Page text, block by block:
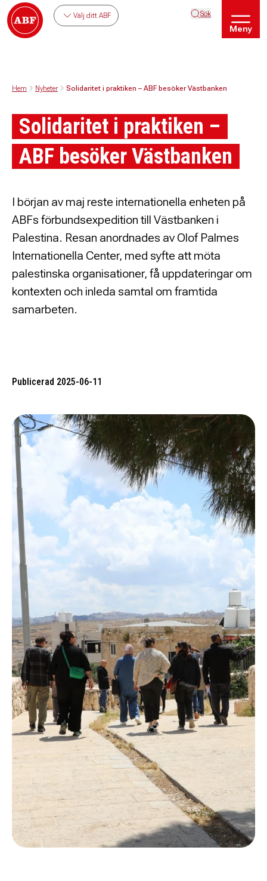
Välj ditt ABF Sök
Meny
Hem Nyheter Solidaritet i praktiken – ABF besöker Västbanken
Solidaritet i praktiken –
ABF besöker Västbanken
I början av maj reste internationella enheten på
ABFs förbundsexpedition till Västbanken i
Palestina. Resan anordnades av Olof Palmes
Internationella Center, med syfte att möta
palestinska organisationer, få uppdateringar om
kontexten och inleda samtal om framtida
samarbeten.
Publicerad 2025-06-11